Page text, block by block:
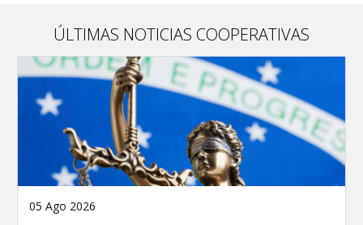
ÚLTIMAS NOTICIAS COOPERATIVAS
05 Ago 2026